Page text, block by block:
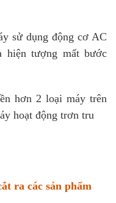
sử dụng động cơ AC
hiện tượng mất bước
hơn 2 loại máy trên
hoạt động trơn tru
ra các sản phẩm